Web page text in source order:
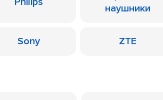
наушники
Sony ZTE